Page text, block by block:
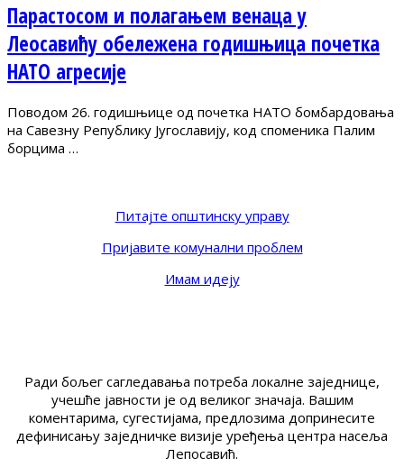
Парастосом и полагањем венаца у
Леосавићу обележена годишњица почетка
НАТО агресије
Поводом 26. годишњице од почетка НАТО бомбардовања
на Савезну Републику Југославију, код споменика Палим
борцима …
Питајте општинску управу
Пријавите комунални проблем
Имам идеју
Ради бољег сагледавања потреба локалне заједнице,
учешће јавности је од великог значаја. Вашим
коментарима, сугестијама, предлозима допринесите
дефинисању заједничке визије уређења центра насеља
Лепосавић.